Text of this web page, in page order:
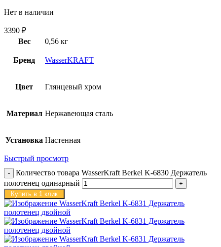
Нет в наличии
3390 ₽
Вес
0,56 кг
Бренд WasserKRAFT
Цвет Глянцевый хром
Материал Нержавеющая сталь
Установка Настенная
Быстрый просмотр
Количество товара WasserKraft Berkel K-6830 Держатель
полотенец одинарный
Купить в 1 клик